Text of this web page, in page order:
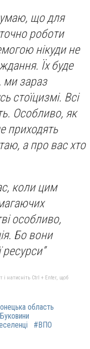
що для
роботи
нікуди не
Їх буде
ми зараз
стоїцизмі. Всі
Особливо, як
приходять
а про вас хто
коли цим
особливо,
Бо вони
і натисніть Ctrl + Enter, щоб
область
#ВПО